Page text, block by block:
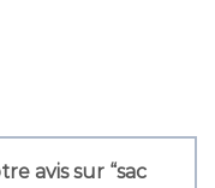
avis sur “sac